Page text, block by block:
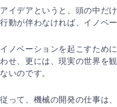
アイデアというと、頭の中だ
行動が伴わなければ、イノベ
イノベーションを起こすため
わせ、更には、現実の世界を
ないのです。
従って、機械の開発の仕事は